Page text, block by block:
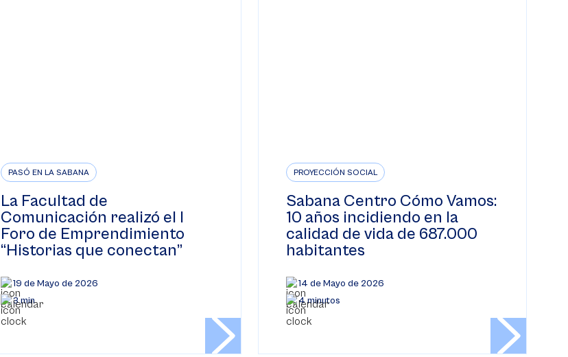
PASÓ EN LA SABANA
La Facultad de
Comunicación realizó el I
Foro de Emprendimiento
“Historias que conectan”
19 de Mayo de 2026
3 min
PROYECCIÓN SOCIAL
Sabana Centro Cómo Vamos:
10 años incidiendo en la
calidad de vida de 687.000
habitantes
14 de Mayo de 2026
4 minutos